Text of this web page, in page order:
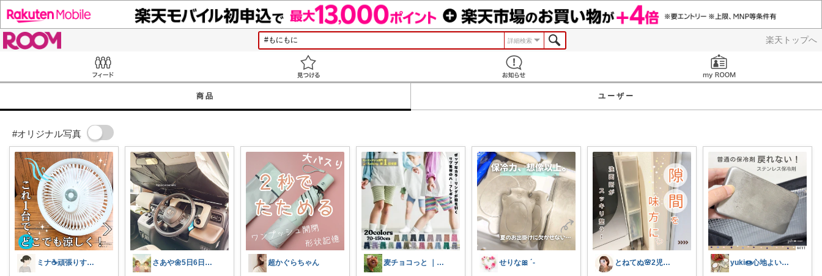
楽天トップへ
詳細検索
商品 ユーザー
#オリジナル写真
ミナ☕️頑張りすぎない暮らし🏠 さあや🌼5日6日有難うございます 超かぐらちゃん 麦チョコっと ｜ キッズ＆ベビー 夏 せりな🎀 ´- とねてぬ🌸2児ママ✿毎日をラク&快適に yuki🍩心地よいものに囲まれて💛